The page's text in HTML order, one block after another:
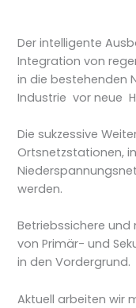
Der intelligente
Integration von
in die bestehenden
Industrie vor neue
Die sukzessive
Ortsnetzstationen,
werden.
Betriebssichere
von Primär- und
in den Vordergrund.
Aktuell arbeiten wir